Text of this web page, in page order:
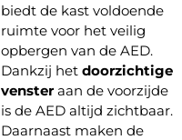
biedt de kast voldoende
ruimte voor het veilig
opbergen van de AED.
Dankzij het doorzichtige
vensteraan de voorzijde
is de AED altijd zichtbaar.
Daarnaast maken de